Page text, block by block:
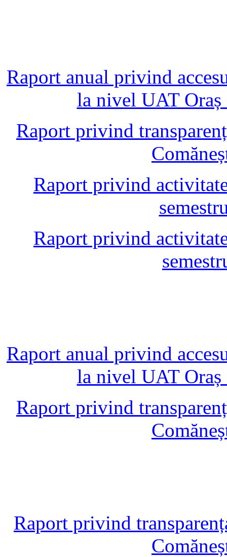
Raport anual privind
la nivel UAT Oraș
Raport privind
Raport privind
Raport privind
Raport anual privind
la nivel UAT Oraș
Raport privind
Raport privind